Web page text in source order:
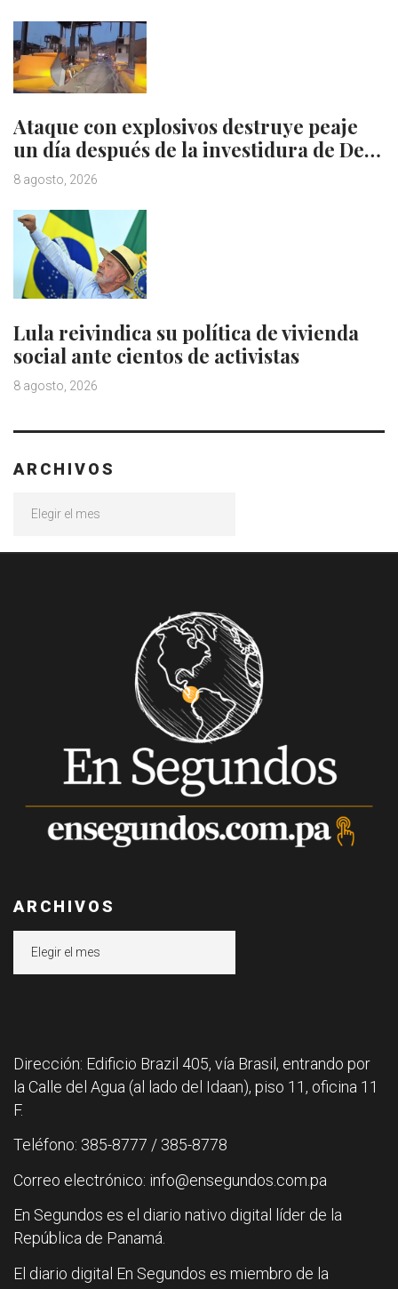
Ataque con explosivos destruye peaje
un día después de la investidura de De…
8 agosto, 2026
Lula reivindica su política de vivienda
social ante cientos de activistas
8 agosto, 2026
ARCHIVOS
ARCHIVOS
Dirección: Edificio Brazil 405, vía Brasil, entrando por
la Calle del Agua (al lado del Idaan), piso 11, oficina 11
F.
Teléfono: 385-8777 / 385-8778
Correo electrónico: info@ensegundos.com.pa
En Segundos es el diario nativo digital líder de la
República de Panamá.
El diario digital En Segundos es miembro de la